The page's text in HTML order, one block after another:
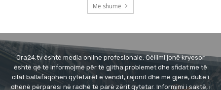
Më shumë
Ora24.tv është media online profesionale. Qëllimi jonë kryesor
është që të informojmë për të gjitha problemet dhe sfidat me të
cilat ballafaqohen qytetarët e vendit, rajonit dhe më gjerë, duke i
dhënë përparësi në radhë të parë zërit qytetar. Informimi i saktë, i